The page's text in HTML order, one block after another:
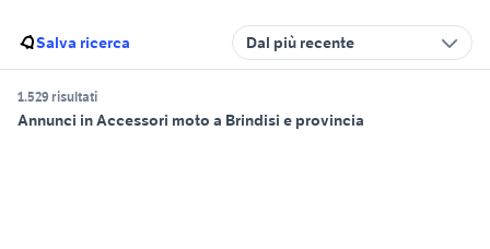
Salva ricerca Dal più recente
1.529 risultati
Annunci in Accessori moto a Brindisi e provincia